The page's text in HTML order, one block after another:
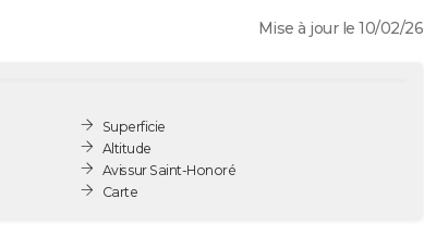
Mise à jour le 10/02/26
Superficie
Altitude
Avis sur Saint-Honoré
Carte